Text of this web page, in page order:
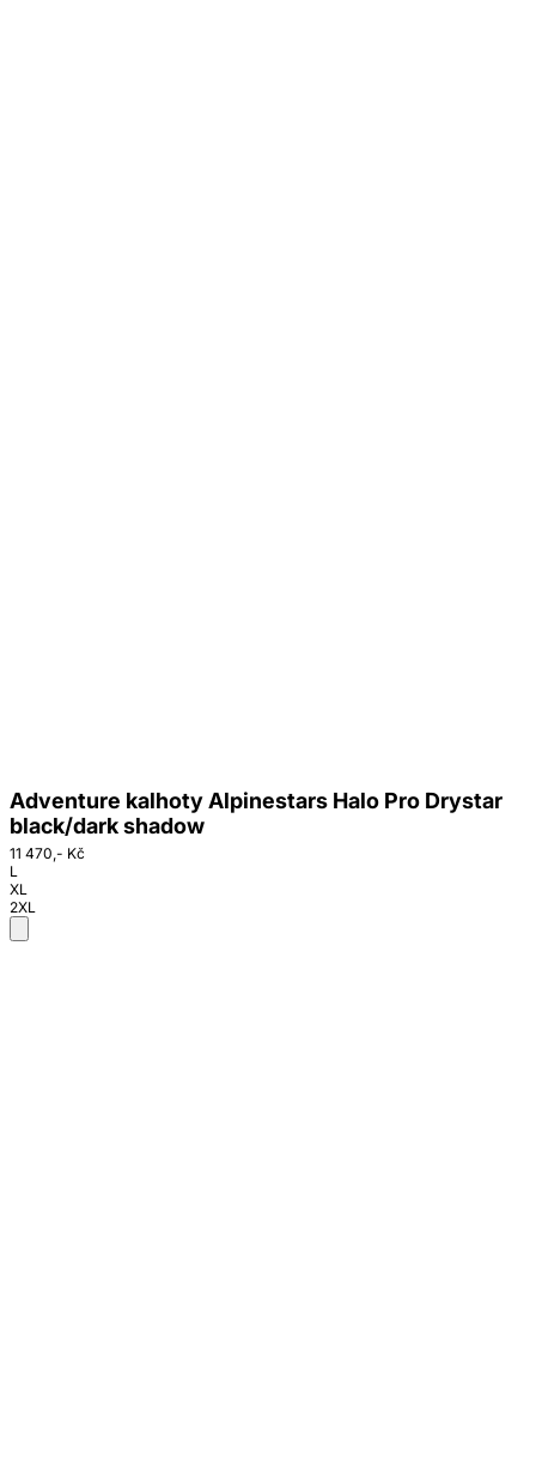
Adventure kalhoty Alpinestars Halo Pro Drystar
black/dark shadow
11 470,- Kč
L
XL
2XL